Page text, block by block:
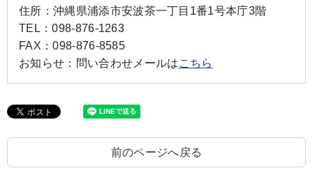
住所： 沖縄県浦添市安波茶一丁目1番1号本庁3階
TEL：098-876-1263
FAX：098-876-8585
お知らせ： 問い合わせメールは こちら
前のページへ戻る